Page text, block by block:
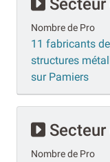
Nombre de Pro
11 fabricants de
structures
sur Pamiers
Nombre de Pro